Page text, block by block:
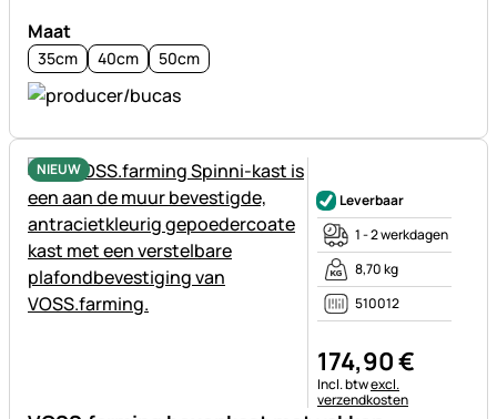
Maat
35cm 40cm 50cm
NIEUW
Leverbaar
1 - 2 werkdagen
8,70 kg
510012
174,90€
Belastinginformatie:
Incl. btwexcl.
verzendkosten